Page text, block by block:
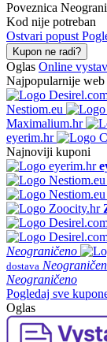
Poveznica
Kod nije potreban
Ostvari popust
Kupon ne radi?
Oglas Online
Najpopularnije
Nestiom.eu
Maximalium.hr
eyerim.hr
Najnoviji kuponi
Neograničeno
dostava
Neograničeno
Pogledaj sve
Oglas